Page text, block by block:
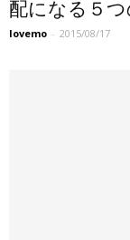
配になる５つ
lovemo - 2015/08/17